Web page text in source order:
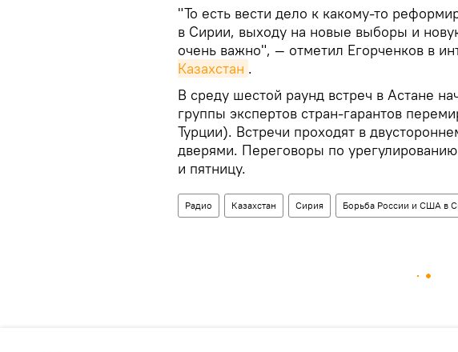
"То есть вести дело к какому-то
в Сирии, выходу на новые выборы и
очень важно", — отметил Егорченков в
Казахстан .
В среду шестой раунд встреч в Астане
группы экспертов стран-гарантов
Турции). Встречи проходят в
дверями. Переговоры по урегулированию
и пятницу.
Радио Казахстан Сирия Борьба России и США в